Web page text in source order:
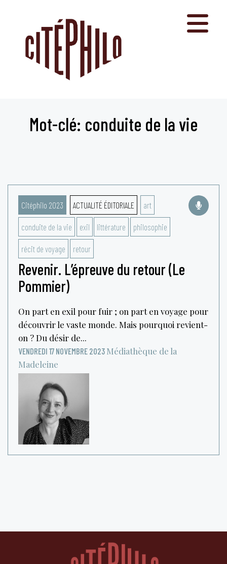
Mot-clé: conduite de la vie
Citéphilo 2023 ACTUALITÉ ÉDITORIALE art
conduite de la vie exil littérature philosophie
récit de voyage retour
Revenir. L’épreuve du retour (Le
Pommier)
On part en exil pour fuir ; on part en voyage pour
découvrir le vaste monde. Mais pourquoi revient-
on ? Du désir de...
VENDREDI 17 NOVEMBRE 2023 Médiathèque de la
Madeleine